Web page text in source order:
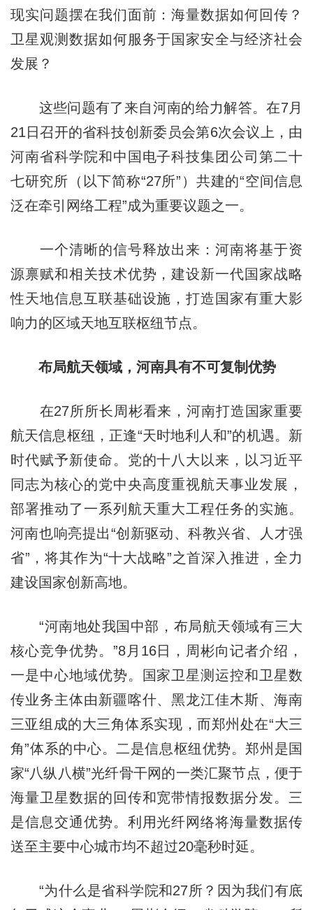
现实问题摆在我们面前：海量数据如何回传？
卫星观测数据如何服务于国家安全与经济社会
发展？
这些问题有了来自河南的给力解答。在7月
21日召开的省科技创新委员会第6次会议上，由
河南省科学院和中国电子科技集团公司第二十
七研究所（以下简称“27所”）共建的“空间信息
泛在牵引网络工程”成为重要议题之一。
一个清晰的信号释放出来：河南将基于资
源禀赋和相关技术优势，建设新一代国家战略
性天地信息互联基础设施，打造国家有重大影
响力的区域天地互联枢纽节点。
布局航天领域，河南具有不可复制优势
在27所所长周彬看来，河南打造国家重要
航天信息枢纽，正逢“天时地利人和”的机遇。新
时代赋予新使命。党的十八大以来，以习近平
同志为核心的党中央高度重视航天事业发展，
部署推动了一系列航天重大工程任务的实施。
河南也响亮提出“创新驱动、科教兴省、人才强
省”，将其作为“十大战略”之首深入推进，全力
建设国家创新高地。
“河南地处我国中部，布局航天领域有三大
核心竞争优势。”8月16日，周彬向记者介绍，
一是中心地域优势。国家卫星测运控和卫星数
传业务主体由新疆喀什、黑龙江佳木斯、海南
三亚组成的大三角体系实现，而郑州处在“大三
角”体系的中心。二是信息枢纽优势。郑州是国
家“八纵八横”光纤骨干网的一类汇聚节点，便于
海量卫星数据的回传和宽带情报数据分发。三
是信息交通优势。利用光纤网络将海量数据传
送至主要中心城市均不超过20毫秒时延。
“为什么是省科学院和27所？因为我们有底